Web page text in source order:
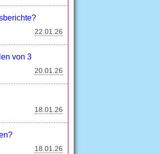
22.01.26
von 3
20.01.26
18.01.26
18.01.26